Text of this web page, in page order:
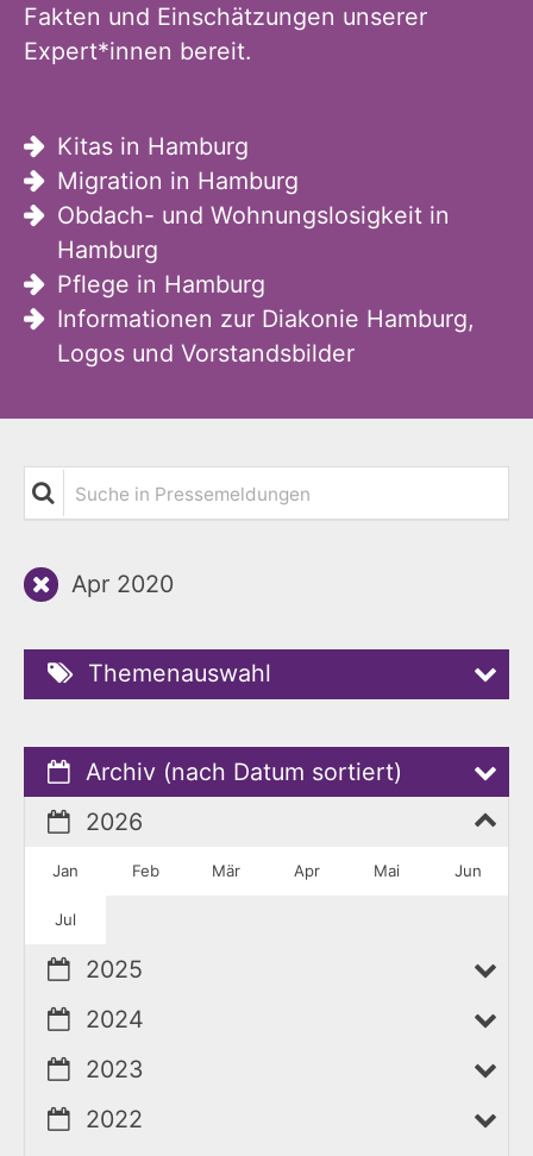
Fakten und Einschätzungen unserer
Expert*innen bereit.
Kitas in Hamburg
Migration in Hamburg
Obdach- und Wohnungslosigkeit in
Hamburg
Pflege in Hamburg
Informationen zur Diakonie Hamburg,
Logos und Vorstandsbilder
Suche in Pressemeldungen
Apr 2020
Themenauswahl
Archiv (nach Datum sortiert)
2026
Jan Feb Mär Apr Mai Jun
Jul
2025
2024
2023
2022